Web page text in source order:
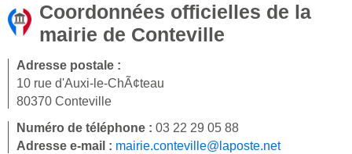
Coordonnées officielles de la
mairie de Conteville
Adresse postale :
10 rue d'Auxi-le-ChÃ¢teau
80370 Conteville
Numéro de téléphone : 03 22 29 05 88
Adresse e-mail : mairie.conteville@laposte.net